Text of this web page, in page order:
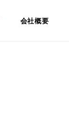
会社概要